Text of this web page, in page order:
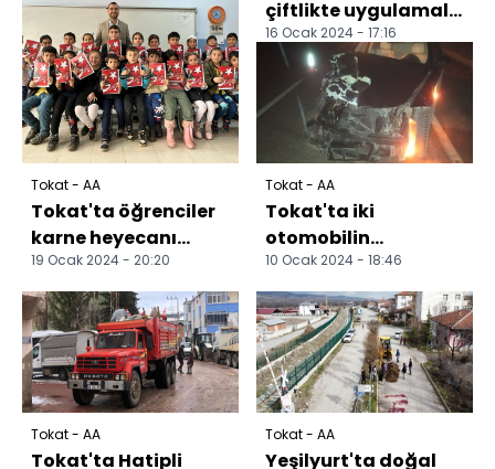
Tokat - AA
Tokat'ta öğrenciler
karne heyecanı
yaşadı
19 Ocak 2024 - 20:20
çiftlikte uygulamalı
eğitim verildi
16 Ocak 2024 - 17:16
Tokat - AA
Tokat'ta iki
otomobilin
çarpışması sonucu 4
kişi yaralandı
10 Ocak 2024 - 18:46
Tokat - AA
Tokat'ta Hatipli
Tokat - AA
Yeşilyurt'ta doğal